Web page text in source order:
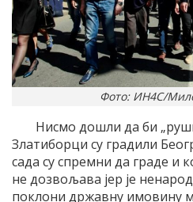
Фото: ИН4С/
Нисмо дошли да би
Златиборци су градили
сада су спремни да граде и
не дозвољава јер је
поклони државну имовину